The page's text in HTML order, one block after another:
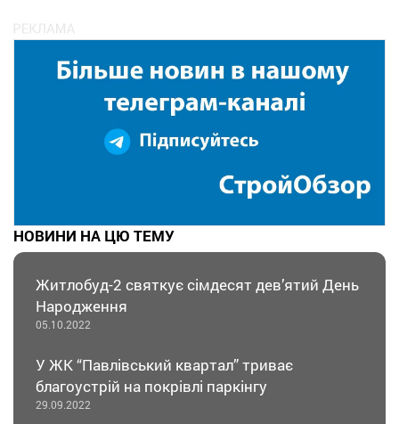
НОВИНИ НА ЦЮ ТЕМУ
Житлобуд-2 святкує сімдесят дев’ятий День
Народження
05.10.2022
У ЖК “Павлівський квартал” триває
благоустрій на покрівлі паркінгу
29.09.2022